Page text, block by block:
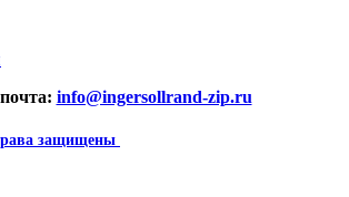
info@ingersollrand-zip.ru
защищены